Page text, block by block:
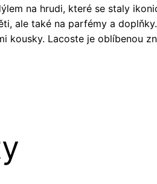
na hrudi, které se staly
ale také na parfémy a
Lacoste je oblíbenou